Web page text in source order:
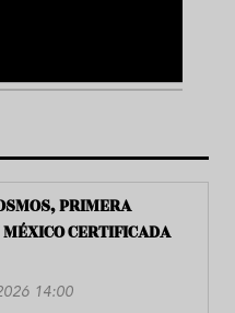
PRIMERA
CERTIFICADA
14:00